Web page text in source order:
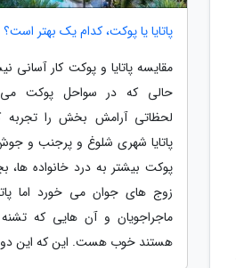
پاتایا یا پوکت، کدام یک بهتر است؟
مقایسه پاتایا و پوکت کار آسانی
حالی که در سواحل پوکت می
لحظاتی آرامش بخش را تجربه
پاتایا شهری شلوغ و پرجنب و
پوکت بیشتر به درد خانواده ها،
زوج های جوان می خورد اما
ماجراجویان و آن هایی که
هستند خوب هست. این که این